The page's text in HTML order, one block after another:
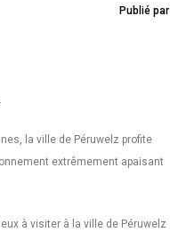
Publié par
la ville de Péruwelz profite
extrêmement apaisant
à visiter à la ville de Péruwelz